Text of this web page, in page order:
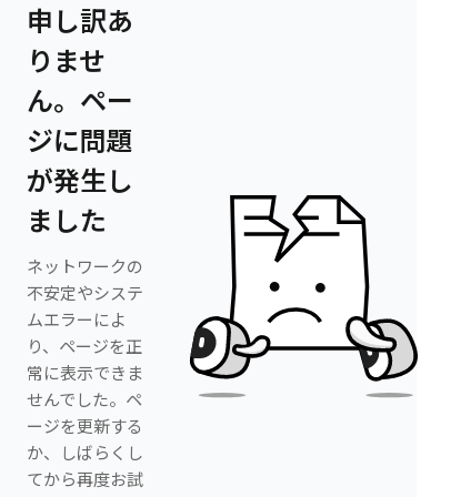
申し訳あ
りませ
ん。ペー
ジに問題
が発生し
ました
ネットワークの
不安定やシステ
ムエラーによ
り、ページを正
常に表示できま
せんでした。ペ
ージを更新する
か、しばらくし
てから再度お試